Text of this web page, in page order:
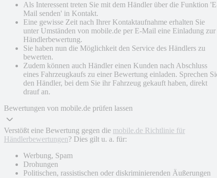
Als Interessent treten Sie mit dem Händler über die Funktion
Mail senden' in Kontakt.
Eine gewisse Zeit nach Ihrer Kontaktaufnahme erhalten Sie
unter Umständen von mobile.de per E-Mail eine Einladung zur
Händlerbewertung.
Sie haben nun die Möglichkeit den Service des Händlers zu
bewerten.
Zudem können auch Händler einen Kunden nach Abschluss
eines Fahrzeugkaufs zu einer Bewertung einladen. Sprechen
den Händler, bei dem Sie ihr Fahrzeug gekauft haben, direkt
drauf an.
Bewertungen von mobile.de prüfen lassen
Verstößt eine Bewertung gegen die mobile.de Richtlinie für
Händlerbewertungen? Dies gilt u. a. für:
Werbung, Spam
Drohungen
Politischen, rassistischen oder diskriminierenden Äußerungen